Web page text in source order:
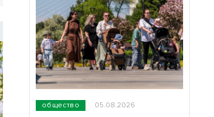
общество 05.08.2026